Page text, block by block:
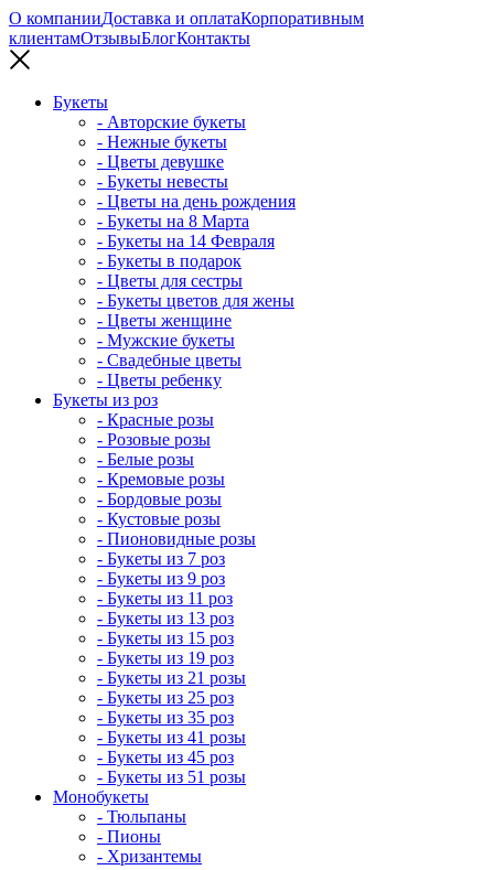
О компанииДоставка и оплатаКорпоративным
клиентамОтзывыБлогКонтакты
Букеты
- Авторские букеты
- Нежные букеты
- Цветы девушке
- Букеты невесты
- Цветы на день рождения
- Букеты на 8 Марта
- Букеты на 14 Февраля
- Букеты в подарок
- Цветы для сестры
- Букеты цветов для жены
- Цветы женщине
- Мужские букеты
- Свадебные цветы
- Цветы ребенку
Букеты из роз
- Красные розы
- Розовые розы
- Белые розы
- Кремовые розы
- Бордовые розы
- Кустовые розы
- Пионовидные розы
- Букеты из 7 роз
- Букеты из 9 роз
- Букеты из 11 роз
- Букеты из 13 роз
- Букеты из 15 роз
- Букеты из 19 роз
- Букеты из 21 розы
- Букеты из 25 роз
- Букеты из 35 роз
- Букеты из 41 розы
- Букеты из 45 роз
- Букеты из 51 розы
Монобукеты
- Тюльпаны
- Пионы
- Хризантемы